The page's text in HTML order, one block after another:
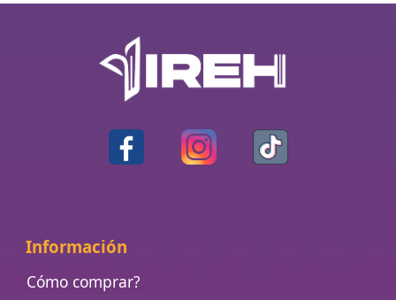
Información
Cómo comprar?